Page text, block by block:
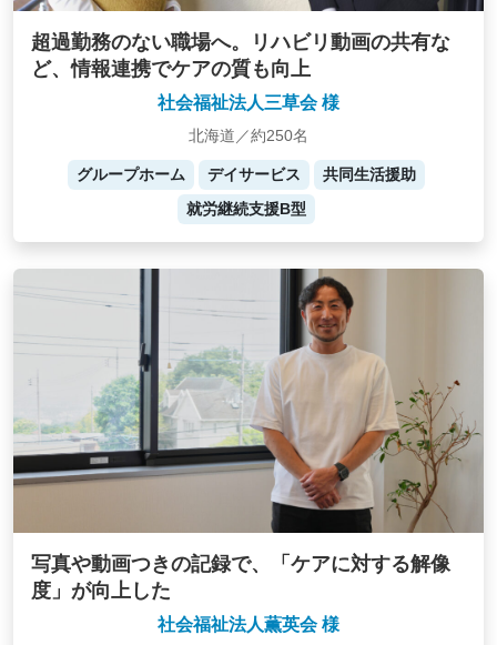
超過勤務のない職場へ。リハビリ動画の共有な
ど、情報連携でケアの質も向上
社会福祉法人三草会 様
北海道／約250名
グループホーム デイサービス
共同生活援助
就労継続支援B型
写真や動画つきの記録で、「ケアに対する解像
度」が向上した
社会福祉法人薫英会 様